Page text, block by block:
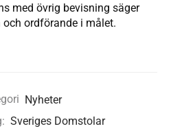
med övrig bevisning säger
ordförande i målet.
Nyheter
Sveriges Domstolar